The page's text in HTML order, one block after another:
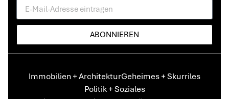
ABONNIEREN
Immobilien + ArchitekturGeheimes + Skurriles
Politik + Soziales